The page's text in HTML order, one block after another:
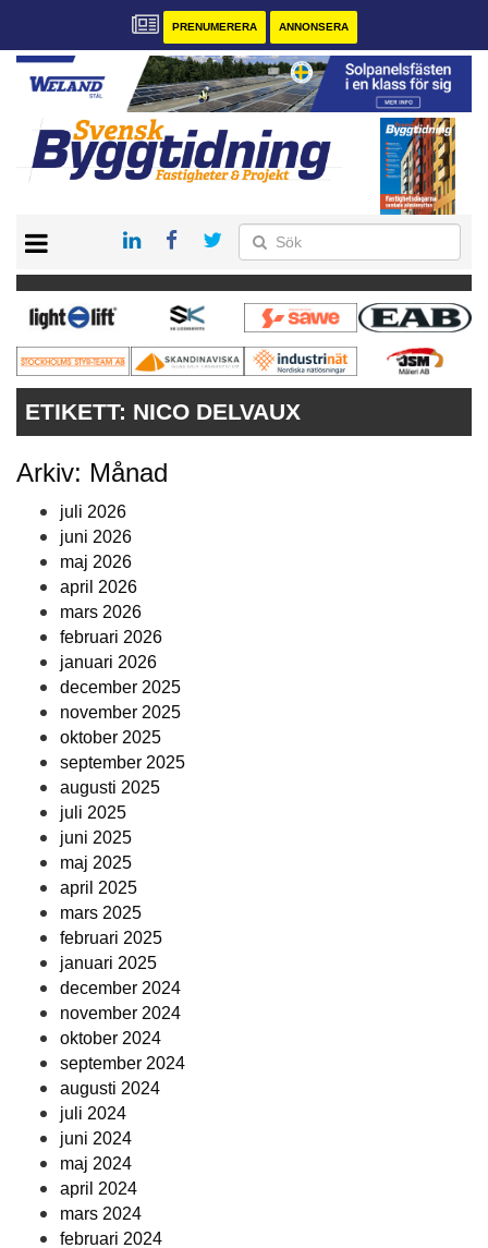
PRENUMERERA ANNONSERA
PRENUMERERA
VÅRA ANDRA MAGASIN
ANNONSERA
KONTAKT
ETIKETT: NICO DELVAUX
Arkiv: Månad
juli 2026
juni 2026
maj 2026
april 2026
mars 2026
februari 2026
januari 2026
december 2025
november 2025
oktober 2025
september 2025
augusti 2025
juli 2025
juni 2025
maj 2025
april 2025
mars 2025
februari 2025
januari 2025
december 2024
november 2024
oktober 2024
september 2024
augusti 2024
juli 2024
juni 2024
maj 2024
april 2024
mars 2024
februari 2024